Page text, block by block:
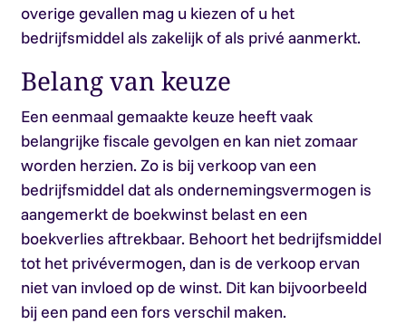
overige gevallen mag u kiezen of u het
bedrijfsmiddel als zakelijk of als privé aanmerkt.
Belang van keuze
Een eenmaal gemaakte keuze heeft vaak
belangrijke fiscale gevolgen en kan niet zomaar
worden herzien. Zo is bij verkoop van een
bedrijfsmiddel dat als ondernemingsvermogen is
aangemerkt de boekwinst belast en een
boekverlies aftrekbaar. Behoort het bedrijfsmiddel
tot het privévermogen, dan is de verkoop ervan
niet van invloed op de winst. Dit kan bijvoorbeeld
bij een pand een fors verschil maken.